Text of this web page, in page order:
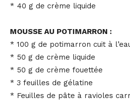
* 40 g de crème liquide
MOUSSE AU POTIMARRON :
* 100 g de potimarron cuit à
* 50 g de crème liquide
* 50 g de crème fouettée
* 3 feuilles de gélatine
* Feuilles de pâte à ravioles